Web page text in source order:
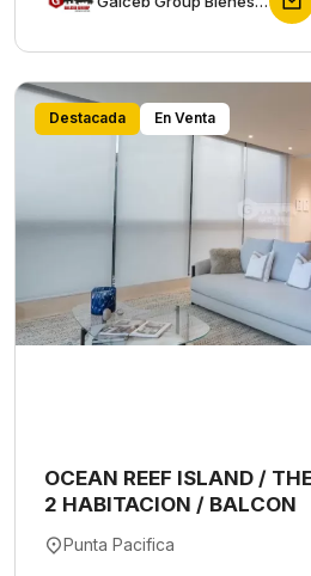
Destacada En Venta
OCEAN REEF ISLAND /
2 HABITACION / BALCON
Punta Pacifica